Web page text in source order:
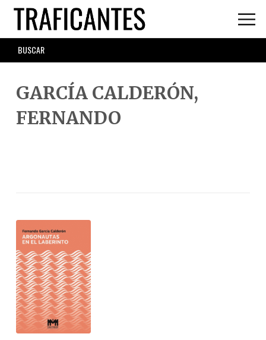
Skip
main
content
SEARCH
FORM
GARCÍA CALDERÓN,
FERNANDO